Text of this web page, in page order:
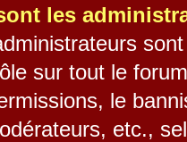
les
sur tout le
le
etc.,